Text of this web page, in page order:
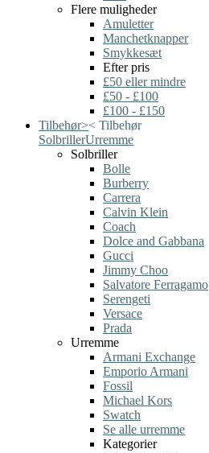
Flere muligheder
Amuletter
Manchetknapper
Smykkesæt
Efter pris
£50 eller mindre
£50 - £100
£100 - £150
Tilbehør>< Tilbehør
SolbrillerUrremme
Solbriller
Bolle
Burberry
Carrera
Calvin Klein
Coach
Dolce and Gabbana
Gucci
Jimmy Choo
Salvatore Ferragamo
Serengeti
Versace
Prada
Urremme
Armani Exchange
Emporio Armani
Fossil
Michael Kors
Swatch
Se alle urremme
Kategorier